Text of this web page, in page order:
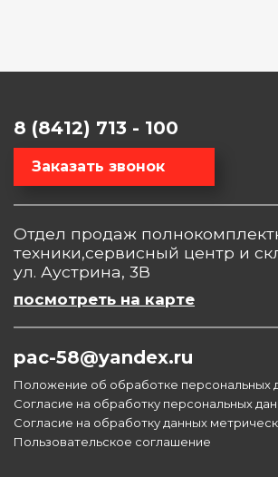
8 (8412) 713 - 100
Заказать звонок
Отдел продаж
техники,сервисный центр и
ул. Аустрина, 3В
посмотреть на карте
pac-58@yandex.ru
Положение об обработке персональных
Согласие на обработку персональных
Согласие на обработку данных
Пользовательское соглашение